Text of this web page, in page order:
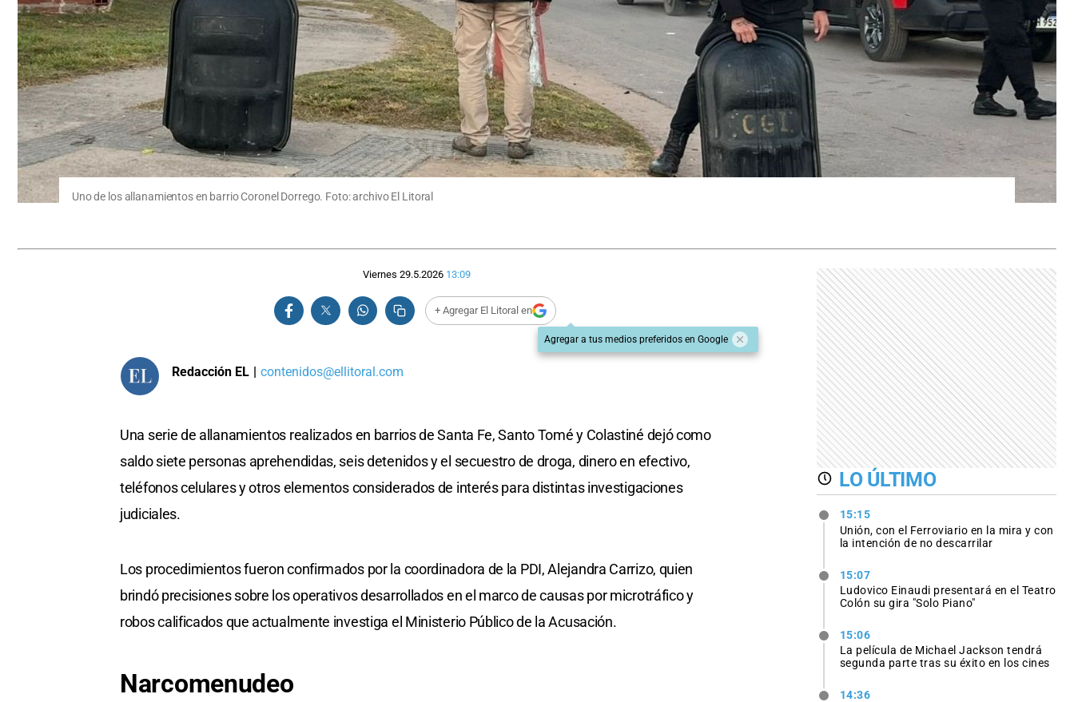
Uno de los allanamientos en barrio Coronel Dorrego. Foto: archivo El Litoral
Viernes 29.5.2026 13:09
+ Agregar El Litoral en
Agregar a tus medios preferidos en Google
Redacción EL | contenidos@ellitoral.com
Una serie de allanamientos realizados en barrios de Santa Fe, Santo Tomé y Colastiné dejó como
saldo siete personas aprehendidas, seis detenidos y el secuestro de droga, dinero en efectivo,
teléfonos celulares y otros elementos considerados de interés para distintas investigaciones
judiciales.
Los procedimientos fueron confirmados por la coordinadora de la PDI, Alejandra Carrizo, quien
brindó precisiones sobre los operativos desarrollados en el marco de causas por microtráfico y
robos calificados que actualmente investiga el Ministerio Público de la Acusación.
Narcomenudeo
LO ÚLTIMO
15:15
Unión, con el Ferroviario en la mira y con
la intención de no descarrilar
15:07
Ludovico Einaudi presentará en el Teatro
Colón su gira "Solo Piano"
15:06
La película de Michael Jackson tendrá
segunda parte tras su éxito en los cines
14:36